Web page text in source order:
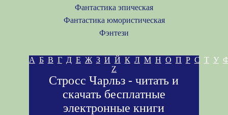
Фантастика эпическая
Фантастика юмористическая
Фэнтези
А Б В Г Д Е Ж З И Й К Л М Н О П Р С Т У
Z
Стросс Чарльз - читать и
скачать бесплатные
электронные книги